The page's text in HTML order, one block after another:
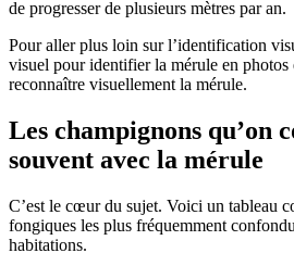
de progresser de plusieurs mètres par an.
Pour aller plus loin sur l’identification
visuel pour identifier la mérule en photos
reconnaître visuellement la mérule.
Les champignons qu’on
souvent avec la mérule
C’est le cœur du sujet. Voici un tableau
fongiques les plus fréquemment
habitations.